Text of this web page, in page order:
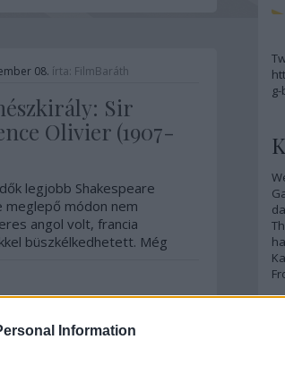
Information
08. írta: FilmBaráth
Sir
Olivier (1907-
legjobb Shakespeare
meglepő módon nem
angol volt, francia
büszkélkedhetett. Még
való harc az életet jelentő